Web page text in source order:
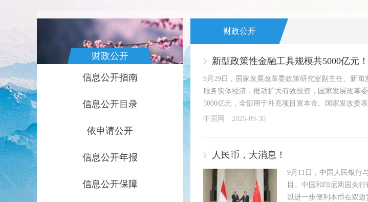
财政公开
信息公开指南
信息公开目录
依申请公开
信息公开年报
信息公开保障
财政公开
新型政策性金融工具规模共5000亿元！
9月29日，国家发展改革委政策研究室副主任、新
服务实体经济，推动扩大有效投资，国家发展改革
5000亿元，全部用于补充项目资本金。国家发改委
中国网
2025-09-30
人民币，大消息！
9月11日，中国人民银行
目。中国和印尼两国央
以进一步便利本币在双